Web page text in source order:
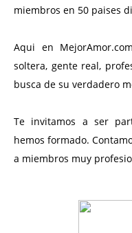
miembros en 50 paises
Aqui en
soltera, gente real,
busca de su verdadero
Te invitamos a ser
hemos formado.
a miembros muy